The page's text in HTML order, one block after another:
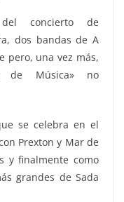
concierto de
dos bandas de A
pero, una vez más,
de Música» no
se celebra en el
Prexton y Mar de
y finalmente como
grandes de Sada